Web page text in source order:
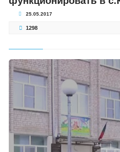
25.05.2017
1298